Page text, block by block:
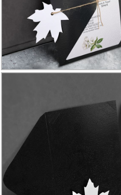
Davetiye
Modelleri
Atatürk'lü
Düğün
Davetiyeler
yeni
Numune